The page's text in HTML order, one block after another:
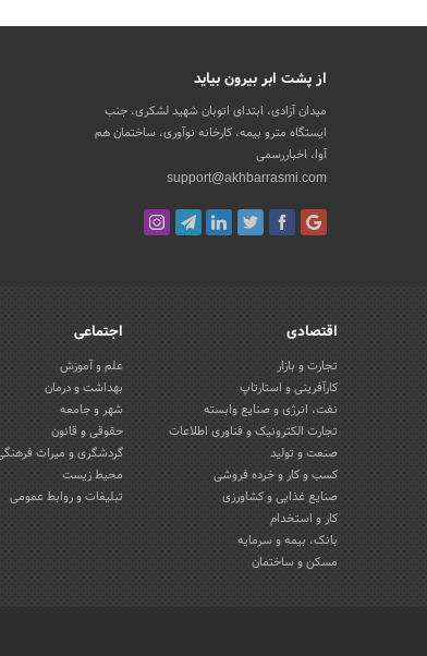
از پشت ابر بیرون بیاید
میدان آزادی، ابتدای اتوبان شهید لشکری، جنب
ایستگاه مترو بیمه، کارخانه نوآوری، ساختمان هم
آوا، اخباررسمی
support@akhbarrasmi.com
اقتصادی
تجارت و بازار
کارآفرینی و استارتاپ
نفت، انرژی و صنایع وابسته
تجارت الکترونیک و فناوری اطلاعات
صنعت و تولید
کسب و کار و خرده فروشی
صنایع غذایی و کشاورزی
کار و استخدام
بانک، بیمه و سرمایه
مسکن و ساختمان
اجتماعی
علم و آموزش
بهداشت و درمان
شهر و جامعه
حقوقی و قانون
گردشگری و میراث
محیط زیست
تبلیغات و روابط عمومی